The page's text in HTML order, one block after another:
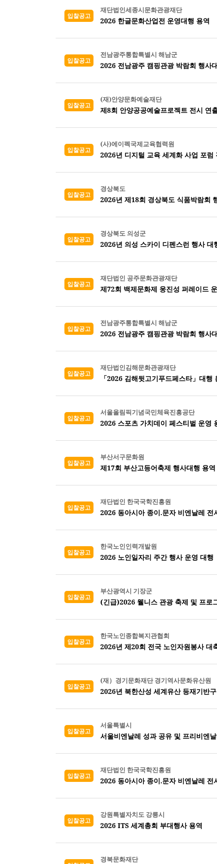
입찰공고
재단법인세종시문화관광재단
2026 한글문화산업전 운영대행 용역
입찰공고
전남광주통합특별시 해남군
2026 전남광주 캠핑관광 박람회 행사
입찰공고
(재)안양문화예술재단
제8회 안양공공예술프로젝트 전시 연
입찰공고
(사)에이펙국제교육협력원
2026년 디지털 교육 세계화 사업 포럼
입찰공고
경상북도
2026년 제18회 경상북도 식품박람회
입찰공고
경상북도 의성군
2026년 의성 스카이 디펜스런 행사
입찰공고
재단법인 공주문화관광재단
제72회 백제문화제 웅진성 퍼레이드
입찰공고
전남광주통합특별시 해남군
2026 전남광주 캠핑관광 박람회 행사
입찰공고
재단법인김해문화관광재단
「2026 김해뒷고기푸드페스타」대행
입찰공고
서울올림픽기념국민체육진흥공단
2026 스포츠 가치데이 페스티벌 운영
입찰공고
부산서구문화원
제17회 부산고등어축제 행사대행 용
입찰공고
재단법인 한국국학진흥원
2026 동아시아 종이.문자 비엔날레 전
입찰공고
한국노인인력개발원
2026 노인일자리 주간 행사 운영 대행
입찰공고
부산광역시 기장군
(긴급)2026 웰니스 관광 축제 및 프로
입찰공고
한국노인종합복지관협회
2026년 제20회 전국 노인자원봉사 대
입찰공고
(재）경기문화재단 경기역사문화유산원
2026년 북한산성 세계유산 등재기반
입찰공고
서울특별시
서울비엔날레 성과 공유 및 프리비엔
입찰공고
재단법인 한국국학진흥원
2026 동아시아 종이.문자 비엔날레 전
입찰공고
강원특별자치도 강릉시
2026 ITS 세계총회 부대행사 용역
경북문화재단